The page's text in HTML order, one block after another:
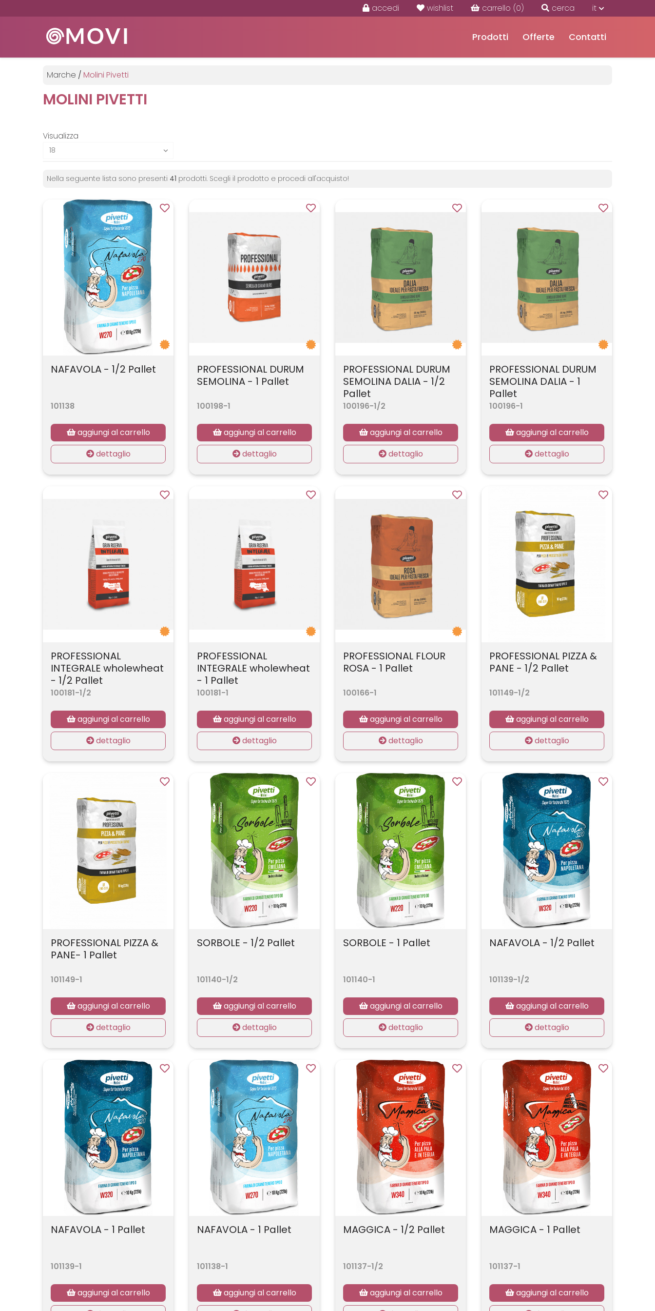
accedi wishlist carrello (0) cerca it
Prodotti Offerte Contatti
Marche / Molini Pivetti
MOLINI PIVETTI
Visualizza
Nella seguente lista sono presenti 41 prodotti. Scegli il prodotto e procedi all'acquisto!
NAFAVOLA - 1/2 Pallet
101138
aggiungi al carrello
dettaglio
PROFESSIONAL DURUM
SEMOLINA - 1 Pallet
100198-1
aggiungi al carrello
dettaglio
PROFESSIONAL DURUM
SEMOLINA DALIA - 1/2
Pallet
100196-1/2
aggiungi al carrello
dettaglio
PROFESSIONAL DURUM
SEMOLINA DALIA - 1
Pallet
100196-1
aggiungi al carrello
dettaglio
PROFESSIONAL
INTEGRALE wholewheat
- 1/2 Pallet
100181-1/2
aggiungi al carrello
dettaglio
PROFESSIONAL
INTEGRALE wholewheat
- 1 Pallet
100181-1
aggiungi al carrello
dettaglio
PROFESSIONAL FLOUR
ROSA - 1 Pallet
100166-1
aggiungi al carrello
dettaglio
PROFESSIONAL PIZZA &
PANE - 1/2 Pallet
101149-1/2
aggiungi al carrello
dettaglio
PROFESSIONAL PIZZA &
PANE- 1 Pallet
101149-1
aggiungi al carrello
dettaglio
SORBOLE - 1/2 Pallet
101140-1/2
aggiungi al carrello
dettaglio
SORBOLE - 1 Pallet
101140-1
aggiungi al carrello
dettaglio
NAFAVOLA - 1/2 Pallet
101139-1/2
aggiungi al carrello
dettaglio
NAFAVOLA - 1 Pallet
101139-1
aggiungi al carrello
NAFAVOLA - 1 Pallet
101138-1
aggiungi al carrello
MAGGICA - 1/2 Pallet
101137-1/2
aggiungi al carrello
MAGGICA - 1 Pallet
101137-1
aggiungi al carrello